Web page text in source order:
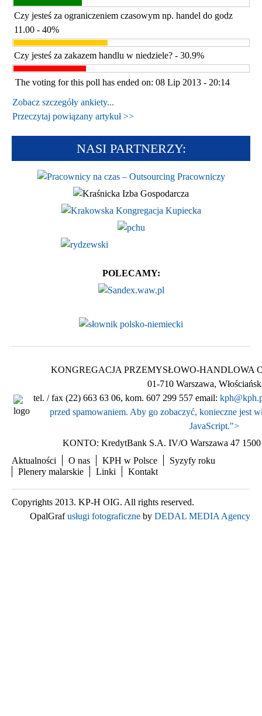
Czy jesteś za ograniczeniem czasowym np. handel do godz
11.00 - 40%
Czy jesteś za zakazem handlu w niedziele? - 30.9%
The voting for this poll has ended on: 08 Lip 2013 - 20:14
Zobacz szczegóły ankiety...
Przeczytaj powiązany artykuł >>
NASI PARTNERZY:
POLECAMY:
KONGREGACJA PRZEMYSŁOWO-HANDLOWA
01-710 Warszawa,
tel. / fax (22) 663 63 06, kom. 607 299 557 email:
przed spamowaniem. Aby go zobaczyć, konieczne jest
JavaScript.">
KONTO: KredytBank S.A. IV/O Warszawa 47 1500
Aktualności
O nas KPH w Polsce
Syzyfy roku
Plenery malarskie
Linki Kontakt
Copyrights 2013. KP-H OIG. All rights reserved.
OpalGrafusługi fotograficzne by DEDAL MEDIA Agency